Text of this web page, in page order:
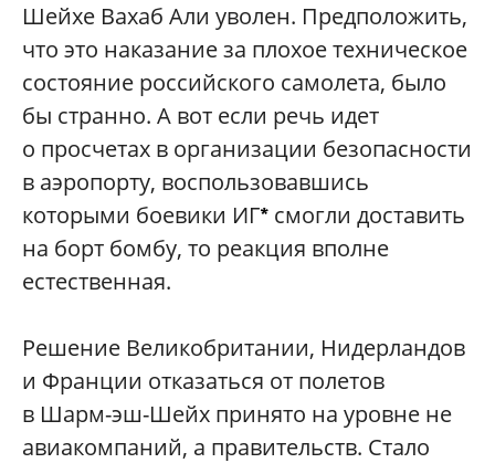
Шейхе Вахаб Али уволен. Предположить,
что это наказание за плохое техническое
состояние российского самолета, было
бы странно. А вот если речь идет
о просчетах в организации безопасности
в аэропорту, воспользовавшись
которыми боевики ИГ* смогли доставить
на борт бомбу, то реакция вполне
естественная.
Решение Великобритании, Нидерландов
и Франции отказаться от полетов
в Шарм-эш-Шейх принято на уровне не
авиакомпаний, а правительств. Стало